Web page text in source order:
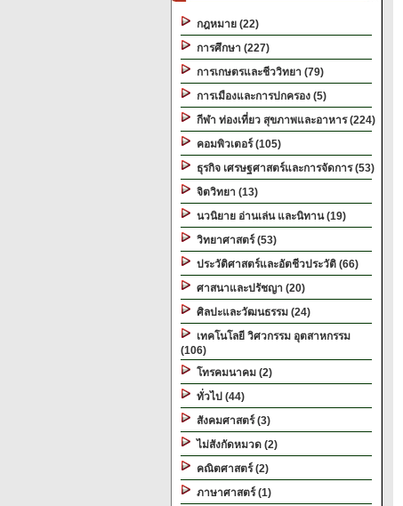
กฎหมาย (22)
การศึกษา (227)
การเกษตรและชีววิทยา (79)
การเมืองและการปกครอง (5)
กีฬา ท่องเที่ยว สุขภาพและอาหาร (224)
คอมพิวเตอร์ (105)
ธุรกิจ เศรษฐศาสตร์และการจัดการ (53)
จิตวิทยา (13)
นวนิยาย อ่านเล่น และนิทาน (19)
วิทยาศาสตร์ (53)
ประวัติศาสตร์และอัตชีวประวัติ (66)
ศาสนาและปรัชญา (20)
ศิลปะและวัฒนธรรม (24)
เทคโนโลยี วิศวกรรม อุตสาหกรรม
(106)
โทรคมนาคม (2)
ทั่วไป (44)
สังคมศาสตร์ (3)
ไม่สังกัดหมวด (2)
คณิตศาสตร์ (2)
ภาษาศาสตร์ (1)